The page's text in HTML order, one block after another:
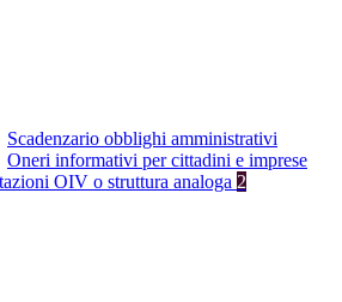
Scadenzario obblighi amministrativi
Oneri informativi per cittadini e imprese
OIV o struttura analoga 2